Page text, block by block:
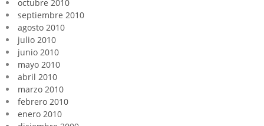
octubre 2010
septiembre 2010
agosto 2010
julio 2010
junio 2010
mayo 2010
abril 2010
marzo 2010
febrero 2010
enero 2010